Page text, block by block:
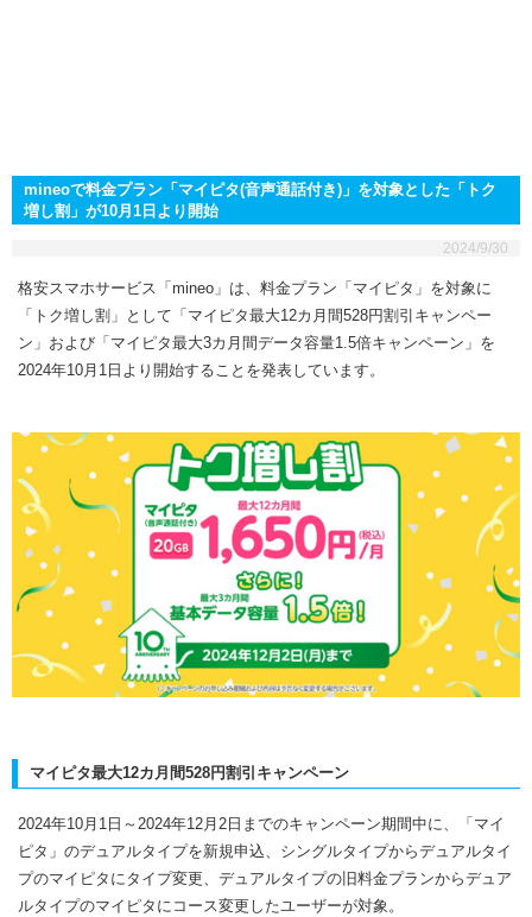
mineoで料金プラン「マイピタ(音声通話付き)」を対象とした「トク
増し割」が10月1日より開始
2024/9/30
格安スマホサービス「mineo」は、料金プラン「マイピタ」を対象に
「トク増し割」として「マイピタ最大12カ月間528円割引キャンペー
ン」および「マイピタ最大3カ月間データ容量1.5倍キャンペーン」を
2024年10月1日より開始することを発表しています。
マイピタ最大12カ月間528円割引キャンペーン
2024年10月1日～2024年12月2日までのキャンペーン期間中に、「マイ
ピタ」のデュアルタイプを新規申込、シングルタイプからデュアルタイ
プのマイピタにタイプ変更、デュアルタイプの旧料金プランからデュア
ルタイプのマイピタにコース変更したユーザーが対象。